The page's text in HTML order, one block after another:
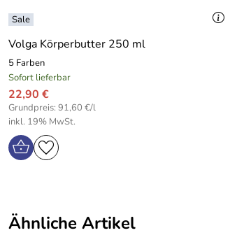
Volga Körperbutter 250 ml
5 Farben
Sofort lieferbar
22,90 €
Grundpreis: 91,60 €/l
inkl. 19% MwSt.
Ähnliche Artikel